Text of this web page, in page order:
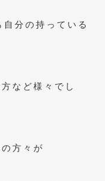
分の持っている
など様々でし
方々が